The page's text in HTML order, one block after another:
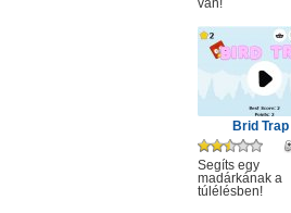
van!
Brid Trap
Segíts egy
madárkának a
túlélésben!